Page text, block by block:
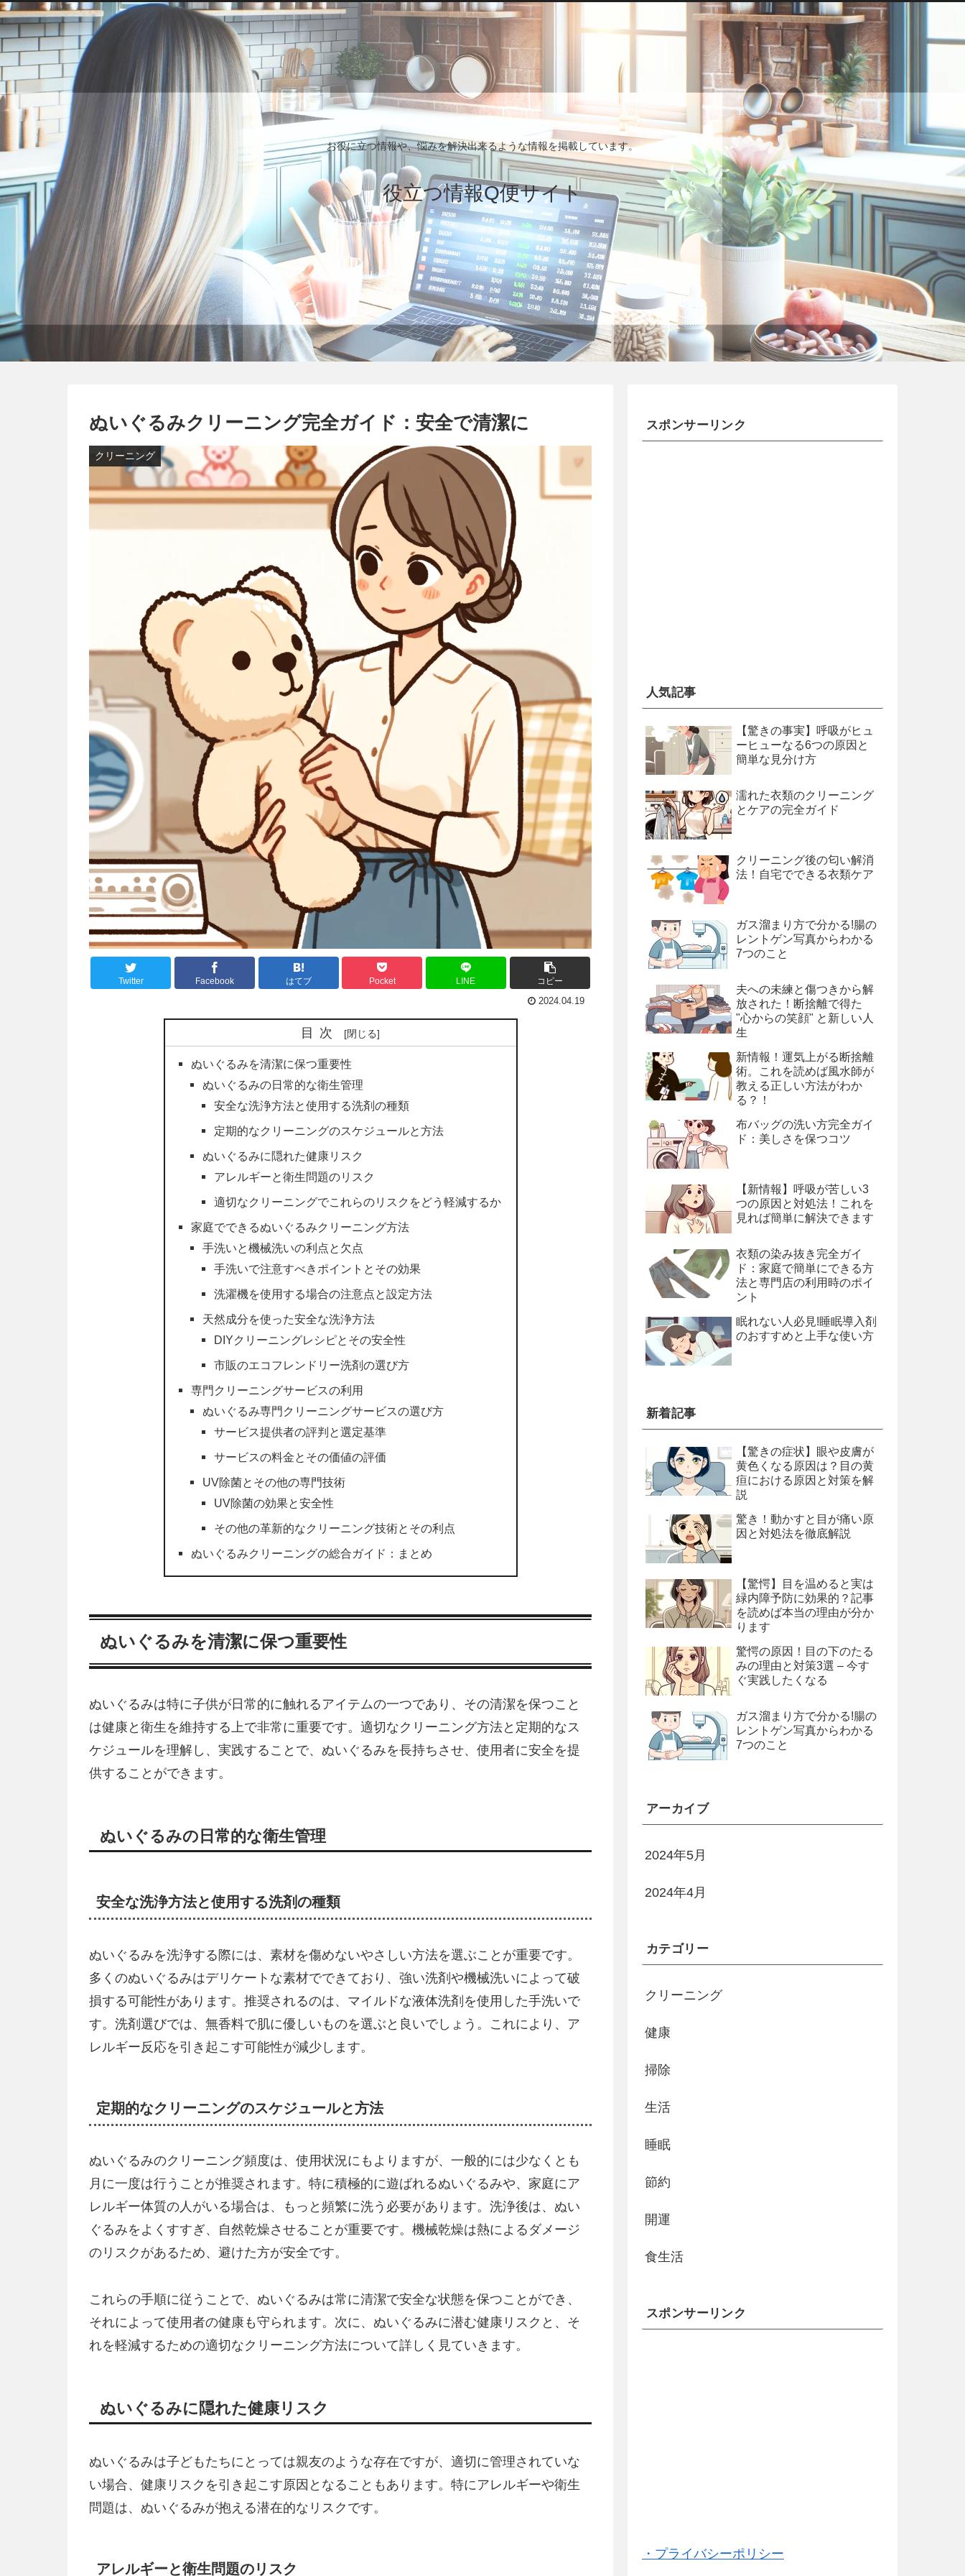
お役に立つ情報や、悩みを解決出来るような情報を掲載しています。
役立つ情報Q便サイト
ぬいぐるみクリーニング完全ガイド：安全で清潔に
クリーニング
Twitter Facebook はてブ Pocket LINE コピー
2024.04.19
目次
ぬいぐるみを清潔に保つ重要性
ぬいぐるみの日常的な衛生管理
安全な洗浄方法と使用する洗剤の種類
定期的なクリーニングのスケジュールと方法
ぬいぐるみに隠れた健康リスク
アレルギーと衛生問題のリスク
適切なクリーニングでこれらのリスクをどう軽減するか
家庭でできるぬいぐるみクリーニング方法
手洗いと機械洗いの利点と欠点
手洗いで注意すべきポイントとその効果
洗濯機を使用する場合の注意点と設定方法
天然成分を使った安全な洗浄方法
DIYクリーニングレシピとその安全性
市販のエコフレンドリー洗剤の選び方
専門クリーニングサービスの利用
ぬいぐるみ専門クリーニングサービスの選び方
サービス提供者の評判と選定基準
サービスの料金とその価値の評価
UV除菌とその他の専門技術
UV除菌の効果と安全性
その他の革新的なクリーニング技術とその利点
ぬいぐるみクリーニングの総合ガイド：まとめ
ぬいぐるみを清潔に保つ重要性
ぬいぐるみは特に子供が日常的に触れるアイテムの一つであり、その清潔を保つこと
は健康と衛生を維持する上で非常に重要です。適切なクリーニング方法と定期的なス
ケジュールを理解し、実践することで、ぬいぐるみを長持ちさせ、使用者に安全を提
供することができます。
ぬいぐるみの日常的な衛生管理
安全な洗浄方法と使用する洗剤の種類
ぬいぐるみを洗浄する際には、素材を傷めないやさしい方法を選ぶことが重要です。
多くのぬいぐるみはデリケートな素材でできており、強い洗剤や機械洗いによって破
損する可能性があります。推奨されるのは、マイルドな液体洗剤を使用した手洗いで
す。洗剤選びでは、無香料で肌に優しいものを選ぶと良いでしょう。これにより、ア
レルギー反応を引き起こす可能性が減少します。
定期的なクリーニングのスケジュールと方法
ぬいぐるみのクリーニング頻度は、使用状況にもよりますが、一般的には少なくとも
月に一度は行うことが推奨されます。特に積極的に遊ばれるぬいぐるみや、家庭にア
レルギー体質の人がいる場合は、もっと頻繁に洗う必要があります。洗浄後は、ぬい
ぐるみをよくすすぎ、自然乾燥させることが重要です。機械乾燥は熱によるダメージ
のリスクがあるため、避けた方が安全です。
これらの手順に従うことで、ぬいぐるみは常に清潔で安全な状態を保つことができ、
それによって使用者の健康も守られます。次に、ぬいぐるみに潜む健康リスクと、そ
れを軽減するための適切なクリーニング方法について詳しく見ていきます。
ぬいぐるみに隠れた健康リスク
ぬいぐるみは子どもたちにとっては親友のような存在ですが、適切に管理されていな
い場合、健康リスクを引き起こす原因となることもあります。特にアレルギーや衛生
問題は、ぬいぐるみが抱える潜在的なリスクです。
アレルギーと衛生問題のリスク
スポンサーリンク
人気記事
【驚きの事実】呼吸がヒュ
ーヒューなる6つの原因と
簡単な見分け方
濡れた衣類のクリーニング
とケアの完全ガイド
クリーニング後の匂い解消
法！自宅でできる衣類ケア
ガス溜まり方で分かる!腸の
レントゲン写真からわかる
7つのこと
夫への未練と傷つきから解
放された！断捨離で得た
"心からの笑顔" と新しい人
生
新情報！運気上がる断捨離
術。これを読めば風水師が
教える正しい方法がわか
る？！
布バッグの洗い方完全ガイ
ド：美しさを保つコツ
【新情報】呼吸が苦しい3
つの原因と対処法！これを
見れば簡単に解決できます
衣類の染み抜き完全ガイ
ド：家庭で簡単にできる方
法と専門店の利用時のポイ
ント
眠れない人必見!睡眠導入剤
のおすすめと上手な使い方
新着記事
【驚きの症状】眼や皮膚が
黄色くなる原因は？目の黄
疸における原因と対策を解
説
驚き！動かすと目が痛い原
因と対処法を徹底解説
【驚愕】目を温めると実は
緑内障予防に効果的？記事
を読めば本当の理由が分か
ります
驚愕の原因！目の下のたる
みの理由と対策3選 – 今す
ぐ実践したくなる
ガス溜まり方で分かる!腸の
レントゲン写真からわかる
7つのこと
アーカイブ
2024年5月
2024年4月
カテゴリー
クリーニング
健康
掃除
生活
睡眠
節約
開運
食生活
スポンサーリンク
・プライバシーポリシー